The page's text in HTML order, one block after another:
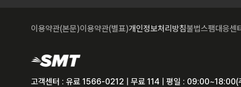
이용약관(본문)이용약관(별표)개인정보처리방침불법스팸대응센
고객센터 : 유료 1566-0212 | 무료 114 | 평일 : 09:00~18:00(